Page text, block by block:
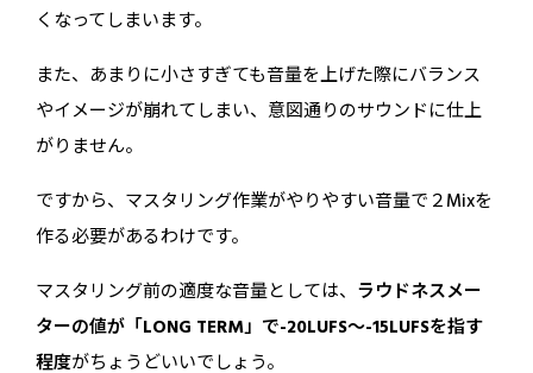
くなってしまいます。
また、あまりに小さすぎても音量を上げた際にバランス
やイメージが崩れてしまい、意図通りのサウンドに仕上
がりません。
ですから、マスタリング作業がやりやすい音量で２Mixを
作る必要があるわけです。
マスタリング前の適度な音量としては、 ラウドネスメー
ターの値が「LONG TERM」で-20LUFS〜-15LUFSを指す
程度がちょうどいいでしょう。